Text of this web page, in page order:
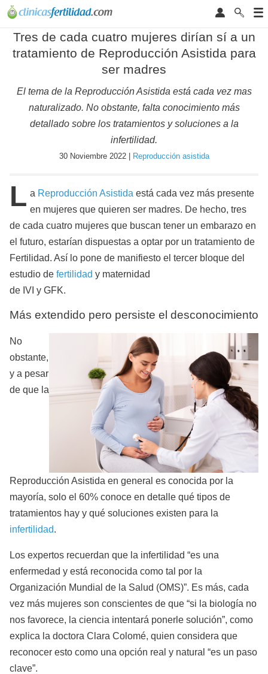
Tres de cada cuatro mujeres dirían sí a un
tratamiento de Reproducción Asistida para
ser madres
El tema de la Reproducción Asistida está cada vez mas
naturalizado. No obstante, falta conocimiento más
detallado sobre los tratamientos y soluciones a la
infertilidad.
30 Noviembre 2022 | Reproducción asistida
L a Reproducción Asistida está cada vez más presente
en mujeres que quieren ser madres. De hecho, tres
de cada cuatro mujeres que buscan tener un embarazo en
el futuro, estarían dispuestas a optar por un tratamiento de
Fertilidad. Así lo pone de manifiesto el tercer bloque del
estudio de fertilidad y maternidad
de IVI y GFK.
Más extendido pero persiste el desconocimiento
No
obstante,
y a pesar
de que la
Reproducción Asistida en general es conocida por la
mayoría, solo el 60% conoce en detalle qué tipos de
tratamientos hay y qué soluciones existen para la
infertilidad.
Los expertos recuerdan que la infertilidad “es una
enfermedad y está reconocida como tal por la
Organización Mundial de la Salud (OMS)”. Es más, cada
vez más mujeres son conscientes de que “si la biología no
nos favorece, la ciencia intentará ponerle solución”, como
explica la doctora Clara Colomé, quien considera que
reconocer esto como una opción real y natural “es un paso
clave”.